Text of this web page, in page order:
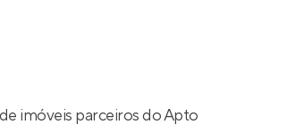
imóveis parceiros do Apto